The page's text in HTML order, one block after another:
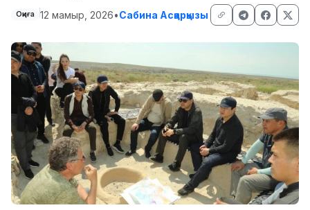
Оқиға 12 мамыр, 2026•Сабина Асқарқызы